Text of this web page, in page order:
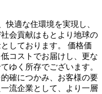
適な住環境を実現し、
会貢献はもとより地球の
しております。 価格価
コストでお届けし、更な
ゆく所存でございます。
確につかみ、お客様の要
流企業として、より一層